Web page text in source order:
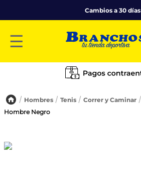
Cambios a 30 días
☰
Hombres Tenis Correr y Caminar
Hombre Negro